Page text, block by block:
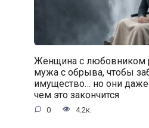
Женщина с любовником
мужа с обрыва, чтобы
имущество… но они даже
чем это закончится
0 4.2к.